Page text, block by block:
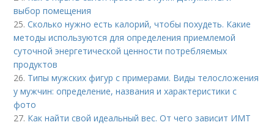
выбор помещения
25.Сколько нужно есть калорий, чтобы похудеть. Какие
методы используются для определения приемлемой
суточной энергетической ценности потребляемых
продуктов
26. Типы мужских фигур с примерами. Виды телосложения
у мужчин: определение, названия и характеристики с
фото
27. Как найти свой идеальный вес. От чего зависит ИМТ